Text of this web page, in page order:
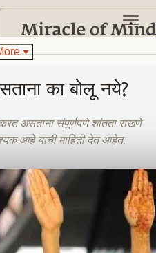
का बोलू नये?
असताना संपूर्णपणे शांतता राखणे
आहे याची माहिती देत आहेत.